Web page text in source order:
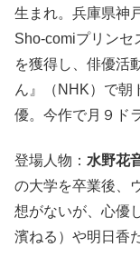
生まれ。兵庫県神
Sho-comiプリンセ
を獲得し、俳優活
ん』（NHK）で朝
優。今作で月９ド
登場人物： 水野花
の大学を卒業後、
想がないが、心優
濱ねる）や明日香